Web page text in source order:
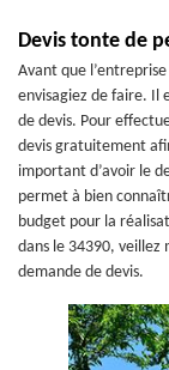
Devis tonte de
Avant que
envisagiez de faire. Il
de devis. Pour
devis gratuitement
important d’avoir le
permet à bien
budget pour la
dans le 34390, veillez
demande de devis.